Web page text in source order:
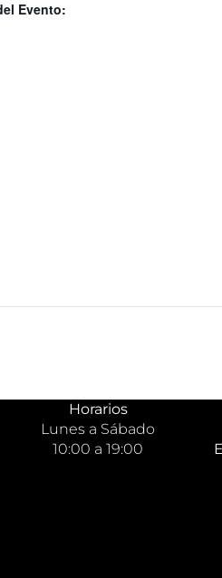
Evento:
Horarios
Lunes a Sábado
10:00 a 19:00